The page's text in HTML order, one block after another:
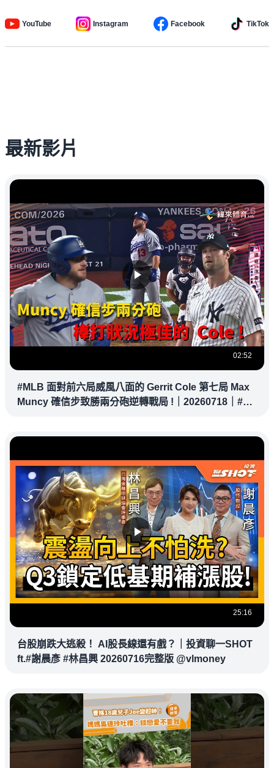
YouTube Instagram Facebook TikTok
最新影片
02:52
#MLB 面對前六局威風八面的 Gerrit Cole 第七局 Max
Muncy 確信步致勝兩分砲逆轉戰局 !｜20260718｜#洛
25:16
台股崩跌大逃殺！ AI股長線還有戲？｜投資聊一SHOT
ft.#謝晨彥 #林昌興 20260716完整版 @vlmoney